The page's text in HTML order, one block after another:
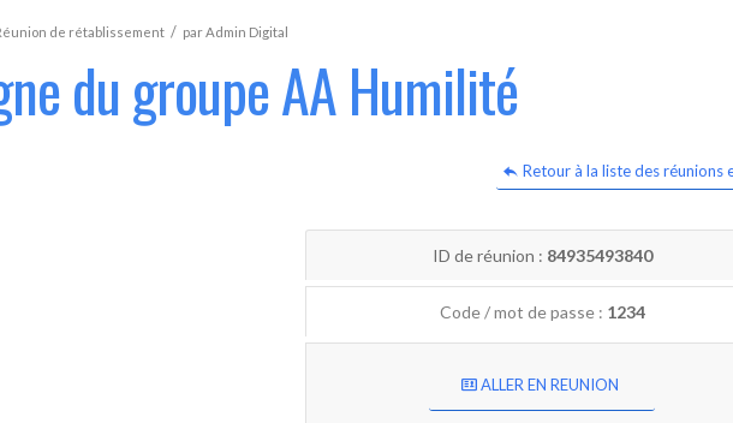
de rétablissement / parAdmin Digital
du groupe AA Humilité
Retour à la liste des réunions
ID de réunion : 84935493840
Code / mot de passe : 1234
ALLER EN REUNION